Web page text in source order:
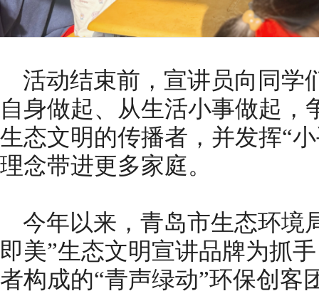
活动结束前，宣讲员向同学
自身做起、从生活小事做起，
生态文明的传播者，并发挥“
理念带进更多家庭。
今年以来，青岛市生态环境
即美”生态文明宣讲品牌为抓
者构成的“青声绿动”环保创客